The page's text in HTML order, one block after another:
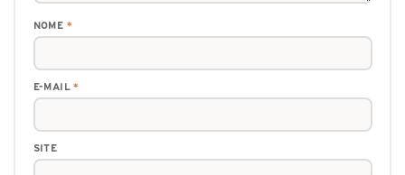
NOME *
E-MAIL*
SITE